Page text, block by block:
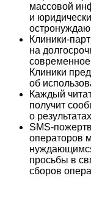
массовой
и
Клиники-
на
современное
Клиники
об
Каждый
получит
о
SMS-
операторов
просьбы в
сборов